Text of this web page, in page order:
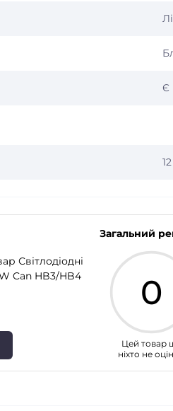
Є
Світлодіодні
Can HB3/HB4
Загальний
0
Цей товар
ніхто не